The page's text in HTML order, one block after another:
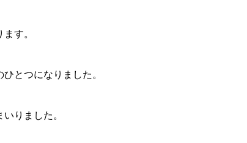
す。
とつになりました。
りました。